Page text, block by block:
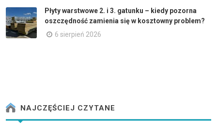
Płyty warstwowe 2. i 3. gatunku – kiedy pozorna
oszczędność zamienia się w kosztowny problem?
6 sierpień 2026
NAJCZĘŚCIEJ CZYTANE